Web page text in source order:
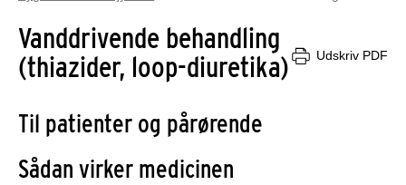
Vanddrivende behandling
(thiazider, loop-diuretika)
Udskriv PDF
Til patienter og pårørende
Sådan virker medicinen